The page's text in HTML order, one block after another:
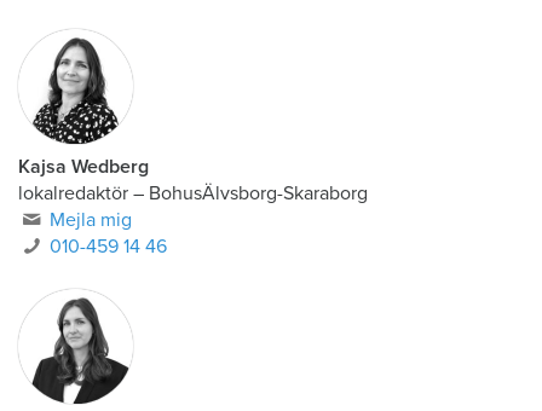
Kajsa Wedberg
lokalredaktör – BohusÄlvsborg-Skaraborg
Mejla mig
010-459 14 46